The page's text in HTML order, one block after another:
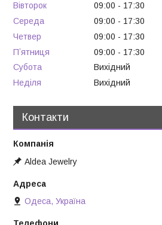
Вівторок
09:00
17:30
Середа
09:00
17:30
Четвер
09:00
17:30
Пʼятниця
09:00
17:30
Субота
Вихідний
Неділя
Вихідний
Контакти
Aldea Jewelry
Одеса, Україна